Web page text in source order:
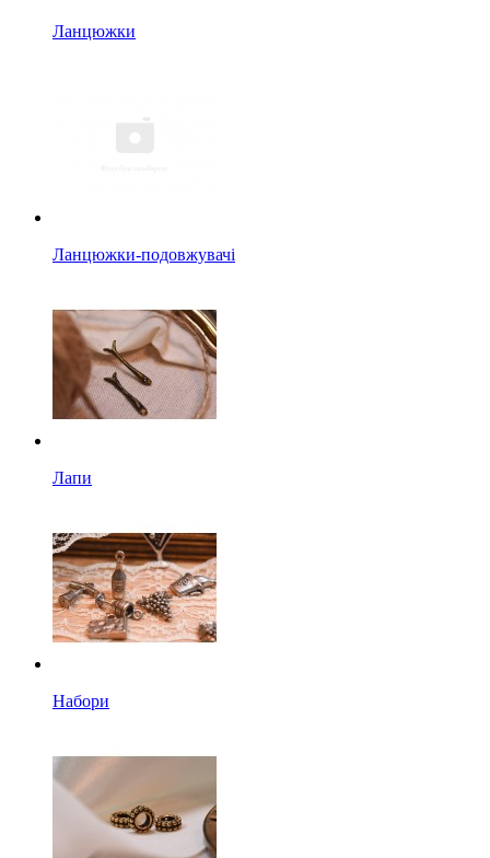
Ланцюжки
Ланцюжки-подовжувачі
Лапи
Набори